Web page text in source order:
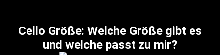
Cello Größe: Welche Größe gibt es
und welche passt zu mir?